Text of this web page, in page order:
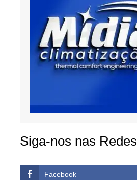
Siga-nos nas Redes
Facebook